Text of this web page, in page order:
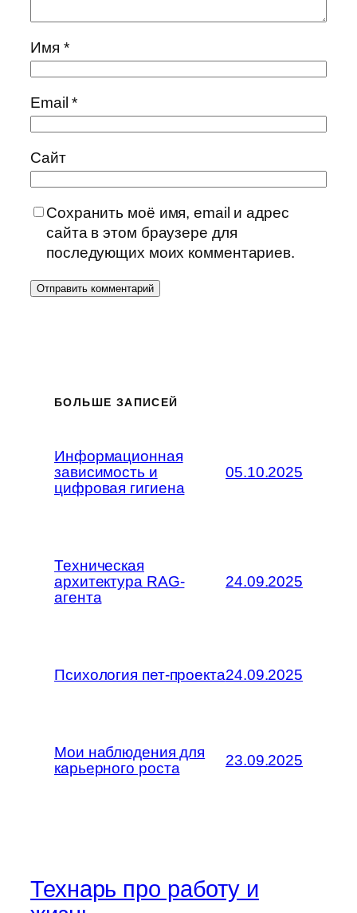
Имя *
Email*
Сайт
Сохранить моё имя, email и адрес
сайта в этом браузере для
последующих моих комментариев.
БОЛЬШЕ ЗАПИСЕЙ
Информационная
зависимость и
цифровая гигиена
05.10.2025
Техническая
архитектура RAG-
агента
24.09.2025
Психология пет-проекта24.09.2025
Мои наблюдения для
карьерного роста
23.09.2025
Технарь про работу и